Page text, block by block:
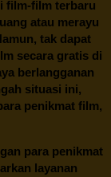
film-film terbaru
atau merayu
tak dapat
secara gratis di
berlangganan
situasi ini,
penikmat film,
para penikmat
layanan